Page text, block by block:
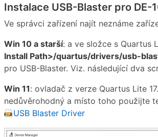
Instalace USB-Blaster pro DE-
Ve správci zařízení najít neznáme
Win 10 a starší: a ve složce s Quartus
Install Path>/quartus/drivers/usb-
pro USB-Blaster. Viz. následující dva
Win 11: ovladač z verze Quartus Lite
nedůvěrohodný a místo toho použijte
USB Blaster Driver